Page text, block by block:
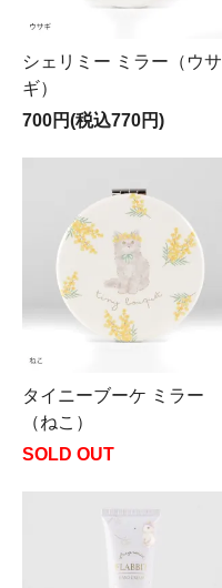
シェリミー ミラー（ウサ
ギ）
700円(税込770円)
タイニーブーケ ミラー
（ねこ）
SOLD OUT